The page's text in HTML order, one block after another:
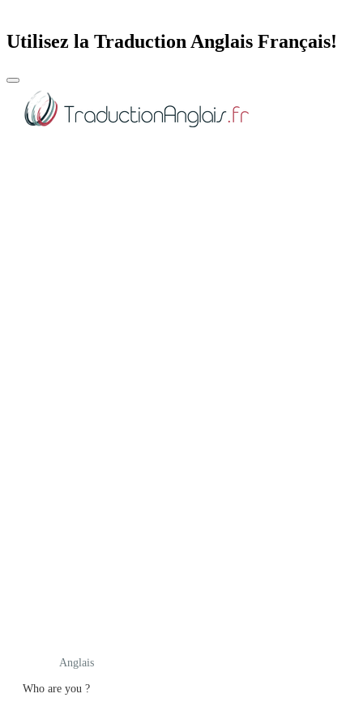
Utilisez la Traduction Anglais Français!
Anglais
Who are you ?